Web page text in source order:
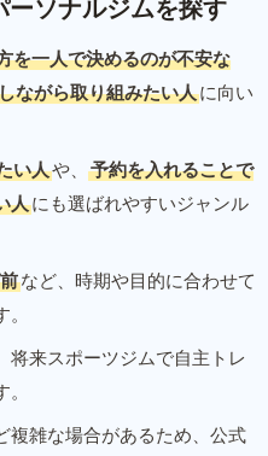
ーソナルジムを探す
を一人で決めるのが不安な
ながら取り組みたい人に向い
い人や、
予約を入れることで
人にも選ばれやすいジャンル
など、時期や目的に合わせて
将来スポーツジムで自主トレ
複雑な場合があるため、公式